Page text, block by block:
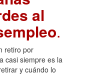
al
.
retiro por
casi siempre es la
y cuándo lo